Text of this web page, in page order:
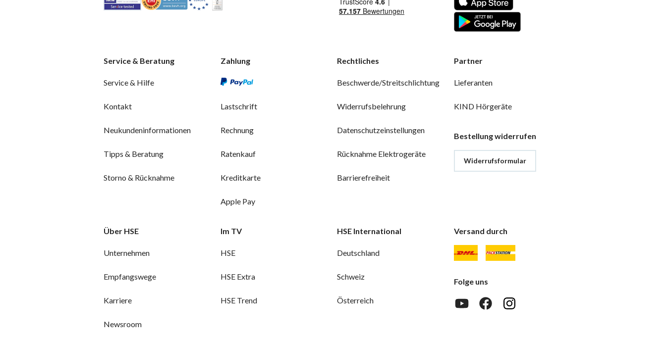
Service & Beratung
Service & Hilfe
Kontakt
Neukundeninformationen
Tipps & Beratung
Storno & Rücknahme
Zahlung
Lastschrift
Rechnung
Ratenkauf
Kreditkarte
Apple Pay
Rechtliches
Beschwerde/Streitschlichtung
Widerrufsbelehrung
Datenschutzeinstellungen
Rücknahme Elektrogeräte
Barrierefreiheit
Partner
Lieferanten
KIND Hörgeräte
Bestellung widerrufen
Widerrufsformular
Über HSE
Unternehmen
Empfangswege
Karriere
Newsroom
Im TV
HSE
HSE Extra
HSE Trend
HSE International
Deutschland
Schweiz
Österreich
Versand durch
Folge uns